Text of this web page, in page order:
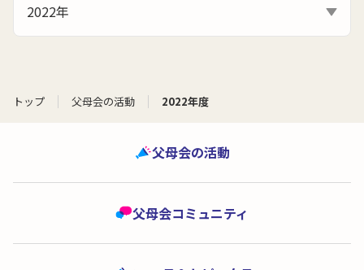
2022年
トップ 父母会の活動 2022年度
父母会の活動
父母会コミュニティ